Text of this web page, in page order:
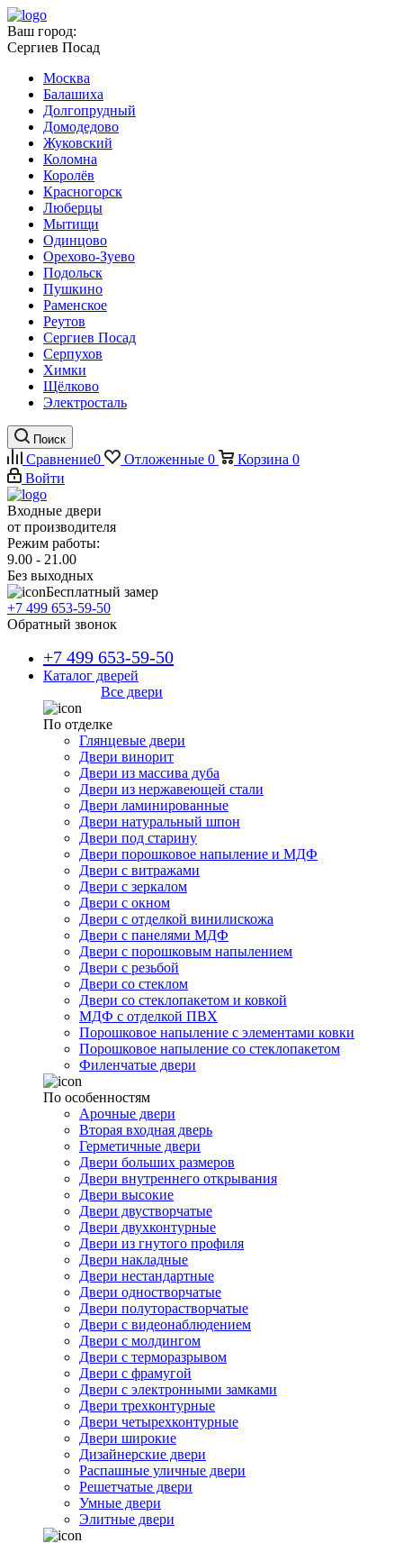
Ваш город:
Сергиев Посад
Москва
Балашиха
Долгопрудный
Домодедово
Жуковский
Коломна
Королёв
Красногорск
Люберцы
Мытищи
Одинцово
Орехово-Зуево
Подольск
Пушкино
Раменское
Реутов
Сергиев Посад
Серпухов
Химки
Щёлково
Электросталь
Поиск
Сравнение0 Отложенные 0 Корзина 0
Войти
Входные двери
от производителя
Режим работы:
9.00 - 21.00
Без выходных
Бесплатный замер
+7 499 653-59-50
Обратный звонок
+7 499 653-59-50
Каталог дверей
Все двери
По отделке
Глянцевые двери
Двери винорит
Двери из массива дуба
Двери из нержавеющей стали
Двери ламинированные
Двери натуральный шпон
Двери под старину
Двери порошковое напыление и МДФ
Двери с витражами
Двери с зеркалом
Двери с окном
Двери с отделкой винилискожа
Двери с панелями МДФ
Двери с порошковым напылением
Двери с резьбой
Двери со стеклом
Двери со стеклопакетом и ковкой
МДФ с отделкой ПВХ
Порошковое напыление с элементами ковки
Порошковое напыление со стеклопакетом
Филенчатые двери
По особенностям
Арочные двери
Вторая входная дверь
Герметичные двери
Двери больших размеров
Двери внутреннего открывания
Двери высокие
Двери двустворчатые
Двери двухконтурные
Двери из гнутого профиля
Двери накладные
Двери нестандартные
Двери одностворчатые
Двери полуторастворчатые
Двери с видеонаблюдением
Двери с молдингом
Двери с терморазрывом
Двери с фрамугой
Двери с электронными замками
Двери трехконтурные
Двери четырехконтурные
Двери широкие
Дизайнерские двери
Распашные уличные двери
Решетчатые двери
Умные двери
Элитные двери